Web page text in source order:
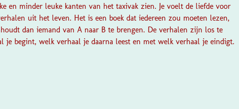
en minder leuke kanten van het taxivak zien. Je voelt de liefde voor
uit het leven. Het is een boek dat iedereen zou moeten lezen,
dan iemand van A naar B te brengen. De verhalen zijn los te
je begint, welk verhaal je daarna leest en met welk verhaal je eindigt.